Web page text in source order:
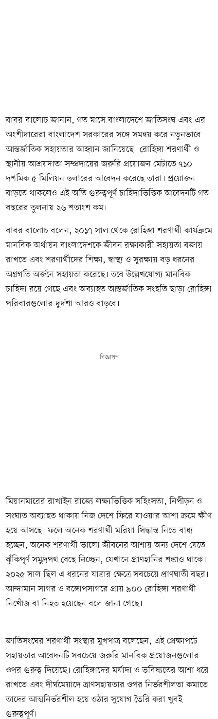
বাবর বালোচ জানান, গত মাসে বাংলাদেশে জাতিসংঘ এবং এর
অংশীদারেরা বাংলাদেশ সরকারের সঙ্গে সমন্বয় করে নতুনভাবে
আন্তর্জাতিক সহায়তার আহ্বান জানিয়েছে। রোহিঙ্গা শরণার্থী ও
স্থানীয় আশ্রয়দাতা সম্প্রদায়ের জরুরি প্রয়োজন মেটাতে ৭১০
দশমিক ৫ মিলিয়ন ডলারের আবেদন করেছে তারা। প্রয়োজন
বাড়তে থাকলেও এই অতি গুরুত্বপূর্ণ চাহিদাভিত্তিক আবেদনটি গত
বছরের তুলনায় ২৬ শতাংশ কম।
বাবর বালোচ বলেন, ২০১৭ সাল থেকে রোহিঙ্গা শরণার্থী কার্যক্রমে
মানবিক অর্থায়ন বাংলাদেশকে জীবন রক্ষাকারী সহায়তা বজায়
রাখতে এবং শরণার্থীদের শিক্ষা, স্বাস্থ্য ও সুরক্ষায় বড় ধরনের
অগ্রগতি অর্জনে সহায়তা করেছে। তবে উল্লেখযোগ্য মানবিক
চাহিদা রয়ে গেছে এবং অব্যাহত আন্তর্জাতিক সংহতি ছাড়া রোহিঙ্গা
পরিবারগুলোর দুর্দশা আরও বাড়বে।
বিজ্ঞাপন
মিয়ানমারের রাখাইন রাজ্যে লক্ষ্যভিত্তিক সহিংসতা, নিপীড়ন ও
সংঘাত অব্যাহত থাকায় নিজ দেশে ফিরে যাওয়ার আশা ক্রমে ক্ষীণ
হয়ে আসছে। ফলে অনেক শরণার্থী মরিয়া সিদ্ধান্ত নিতে বাধ্য
হচ্ছেন, অনেক শরণার্থী ভালো জীবনের আশায় অন্য দেশে যেতে
ঝুঁকিপূর্ণ সমুদ্রপথ বেছে নিচ্ছেন, যেখানে প্রাণহানির শঙ্কাও থাকে।
২০২৫ সাল ছিল এ ধরনের যাত্রার ক্ষেত্রে সবচেয়ে প্রাণঘাতী বছর।
আন্দামান সাগর ও বঙ্গোপসাগরে প্রায় ৯০০ রোহিঙ্গা শরণার্থী
নিখোঁজ বা নিহত হয়েছেন বলে জানা গেছে।
জাতিসংঘের শরণার্থী সংস্থার মুখপাত্র বলেছেন, এই প্রেক্ষাপটে
সহায়তার আবেদনটি সবচেয়ে জরুরি মানবিক প্রয়োজনগুলোর
ওপর গুরুত্ব দিয়েছে। রোহিঙ্গাদের মর্যাদা ও ভবিষ্যতের আশা ধরে
রাখতে এবং দীর্ঘমেয়াদে ত্রাণসহায়তার ওপর নির্ভরশীলতা কমাতে
তাদের আত্মনির্ভরশীল হয়ে ওঠার সুযোগ তৈরি করা খুবই
গুরুত্বপূর্ণ।